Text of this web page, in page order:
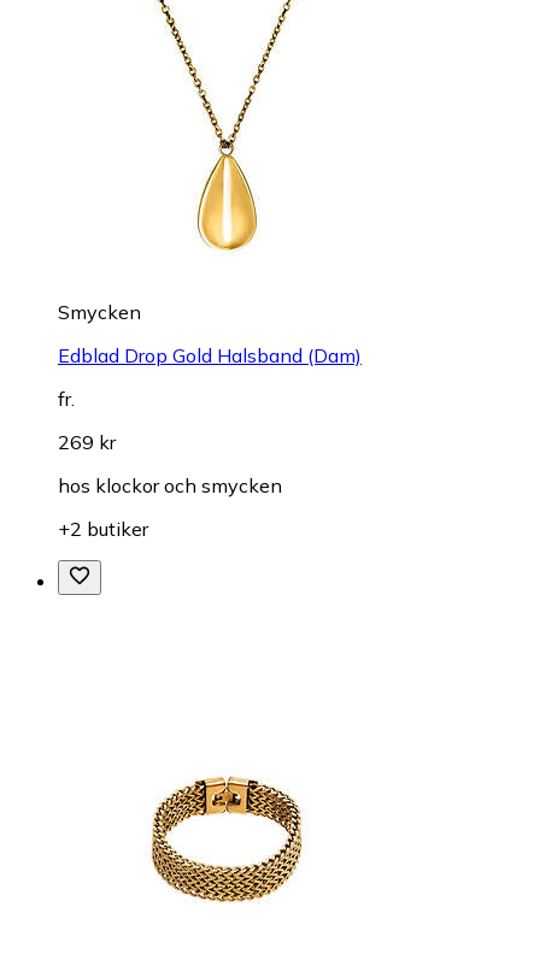
Smycken
Edblad Drop Gold Halsband (Dam)
fr.
269 kr
hos klockor och smycken
+2 butiker